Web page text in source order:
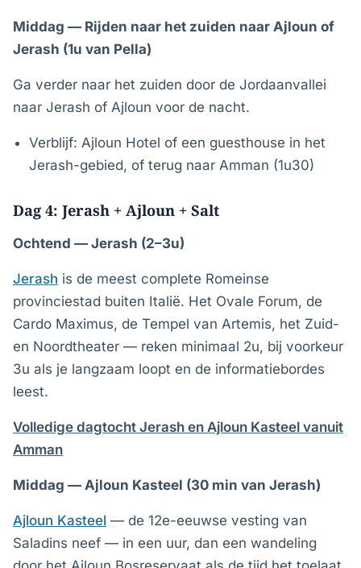
Middag — Rijden naar het zuiden naar Ajloun of
Jerash (1u van Pella)
Ga verder naar het zuiden door de Jordaanvallei
naar Jerash of Ajloun voor de nacht.
Verblijf: Ajloun Hotel of een guesthouse in het
Jerash-gebied, of terug naar Amman (1u30)
Dag 4: Jerash + Ajloun + Salt
Ochtend — Jerash (2–3u)
Jerash is de meest complete Romeinse
provinciestad buiten Italië. Het Ovale Forum, de
Cardo Maximus, de Tempel van Artemis, het Zuid-
en Noordtheater — reken minimaal 2u, bij voorkeur
3u als je langzaam loopt en de informatiebordes
leest.
Volledige dagtocht Jerash en Ajloun Kasteel vanuit
Amman
Middag — Ajloun Kasteel (30 min van Jerash)
Ajloun Kasteel — de 12e-eeuwse vesting van
Saladins neef — in een uur, dan een wandeling